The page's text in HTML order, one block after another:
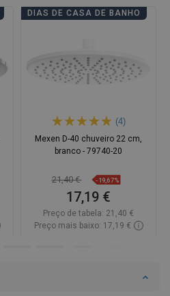
DIAS DE CASA DE BANHO
(4)
Mexen D-40 chuveiro 22 cm,
branco - 79740-20
21,40 € -19,67%
17,19 €
Preço de tabela: 21,40 €
Preço mais baixo: 17,19 €